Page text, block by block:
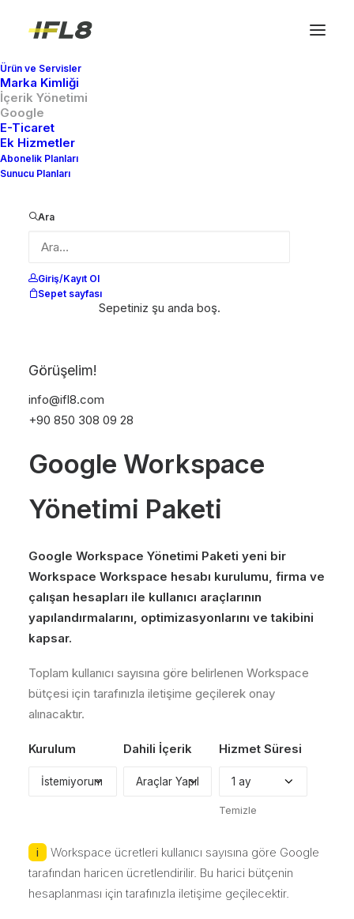
Ürün ve Servisler
Marka Kimliği
İçerik Yönetimi
Google
E-Ticaret
Ek Hizmetler
Abonelik Planları
Sunucu Planları
Ara
Giriş/Kayıt Ol
Sepet sayfası
Sepetiniz şu anda boş.
Görüşelim!
info@ifl8.com
+90 850 308 09 28
Google Workspace
Yönetimi Paketi
Google Workspace Yönetimi Paketi yeni bir
Workspace Workspace hesabı kurulumu, firma ve
çalışan hesapları ile kullanıcı araçlarının
yapılandırmalarını, optimizasyonlarını ve takibini
kapsar.
Toplam kullanıcı sayısına göre belirlenen Workspace
bütçesi için tarafınızla iletişime geçilerek onay
alınacaktır.
Kurulum Dahili İçerik Hizmet Süresi
Temizle
Workspace ücretleri kullanıcı sayısına göre Google
tarafından haricen ücretlendirilir. Bu harici bütçenin
hesaplanması için tarafınızla iletişime geçilecektir.